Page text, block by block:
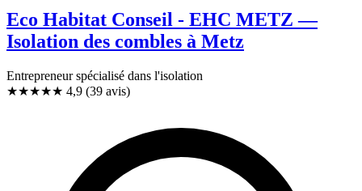
Eco Habitat Conseil - EHC METZ —
Isolation des combles à Metz
Entrepreneur spécialisé dans l'isolation
★★★★★ 4,9 (39 avis)